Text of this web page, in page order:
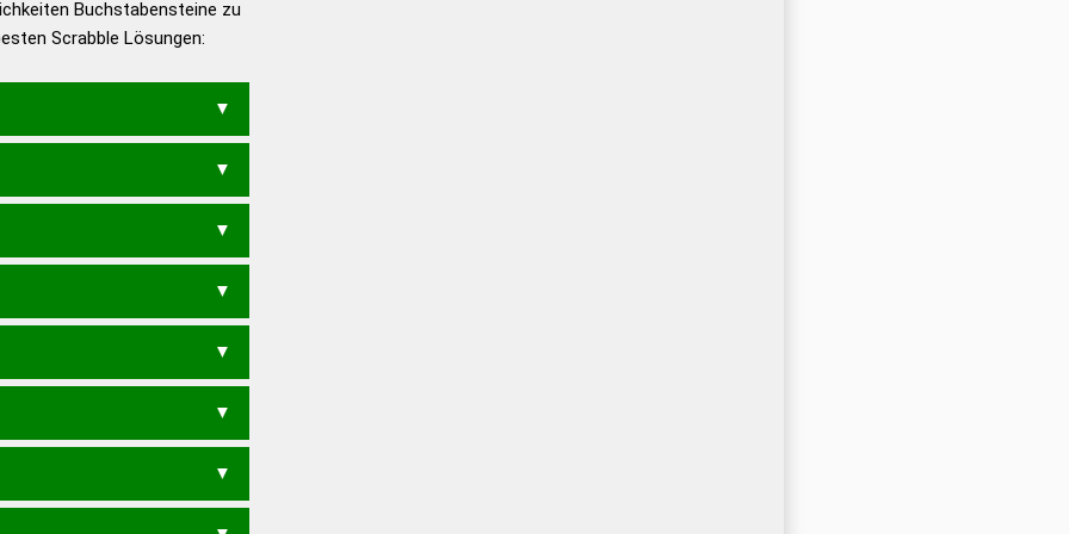
– Die deutsche Grammatik
– Deutsches
Buchstabensteine zu
Scrabble Lösungen: